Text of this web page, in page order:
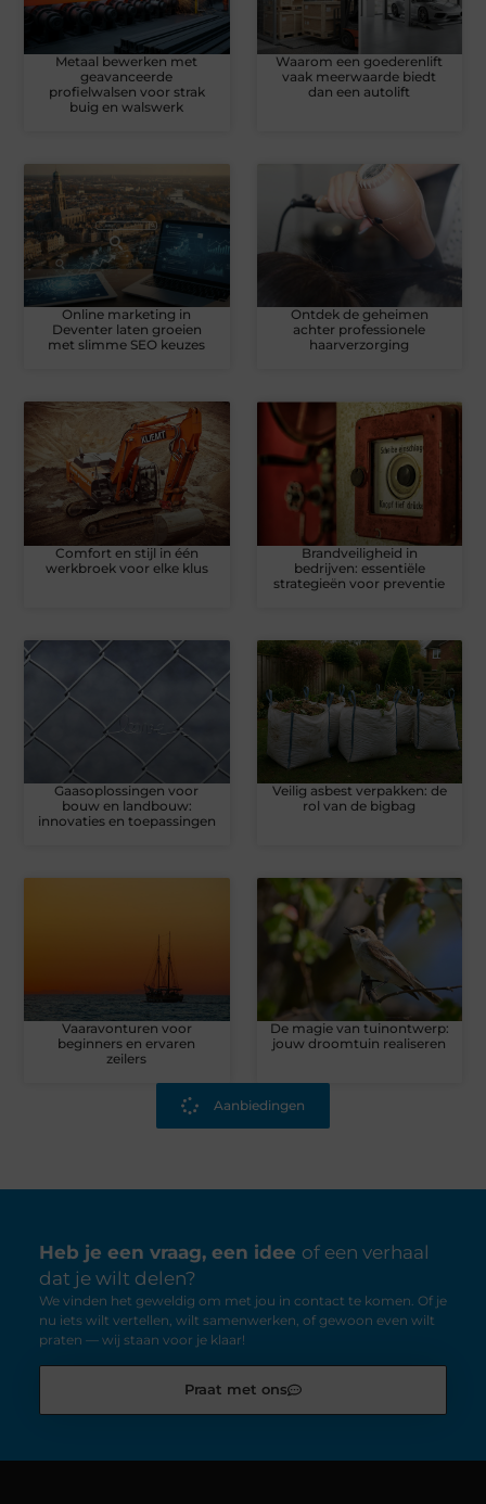
Metaal bewerken met
geavanceerde
profielwalsen voor strak
buig en walswerk
Waarom een goederenlift
vaak meerwaarde biedt
dan een autolift
Online marketing in
Deventer laten groeien
met slimme SEO keuzes
Ontdek de geheimen
achter professionele
haarverzorging
Comfort en stijl in één
werkbroek voor elke klus
Brandveiligheid in
bedrijven: essentiële
strategieën voor preventie
Gaasoplossingen voor
bouw en landbouw:
innovaties en toepassingen
Veilig asbest verpakken: de
rol van de bigbag
Vaaravonturen voor
beginners en ervaren
zeilers
De magie van tuinontwerp:
jouw droomtuin realiseren
Aanbiedingen
Heb je een vraag, een idee of een verhaal
dat je wilt delen?
We vinden het geweldig om met jou in contact te komen. Of je
nu iets wilt vertellen, wilt samenwerken, of gewoon even wilt
praten — wij staan voor je klaar!
Praat met ons